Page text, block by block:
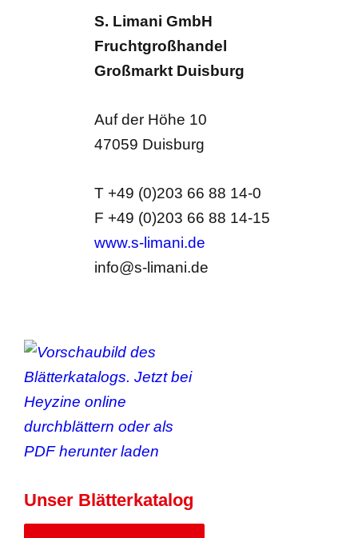
S. Limani GmbH
Fruchtgroßhandel
Großmarkt Duisburg
Auf der Höhe 10
47059 Duisburg
T +49 (0)203 66 88 14-0
F +49 (0)203 66 88 14-15
www.s-limani.de
info@s-limani.de
Unser Blätterkatalog